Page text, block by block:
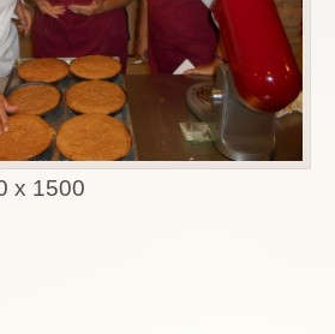
x 1500